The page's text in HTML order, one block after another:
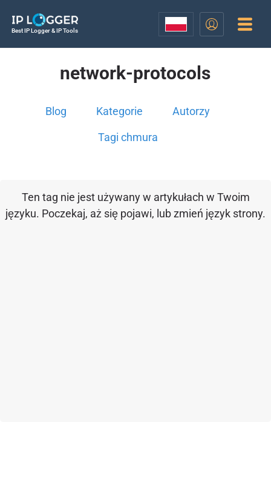
Best IP Logger & IP Tools
network-protocols
Blog Kategorie Autorzy
Tagi chmura